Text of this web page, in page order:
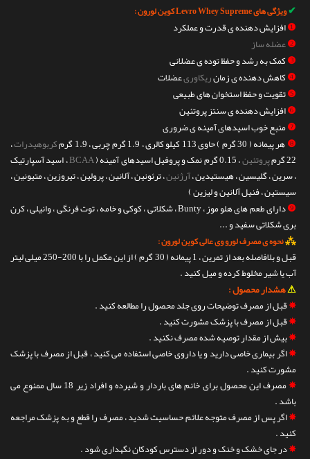
✔ویژگی های Levro Whey Supreme کوین لورون :
❶افزایش دهنده ی قدرت و عملکرد
❷عضله ساز
❸کمک به رشد و حفظ توده ی عضلانی
❹کاهش دهنده ی زمانریکاوریعضلات
❺تقویت و حفظ استخوان های طبیعی
❻افزایش دهنده ی سنتز پروتئین
❼منبع خوب اسیدهای آمینه ی ضروری
❽هر پیمانه ( 30 گرم ) حاوی 113 کیلو کالری ، 1.9 گرم چربی ، 1.9 گرم کربوهیدرات،
22 گرم
پروتئین، 0.15 گرم نمک و پروفیل اسیدهای آمینه ( BCAA، اسید آسپارتیک
، سرین ، گلیسین ، هیستیدین ،آرژنین، ترئونین ، آلانین ، پرولین ، تیروزین ، متیونین ،
سیستین ، فنیل آلانین و لیزین )
❾
دارای طعم های هلو موز ، Bunty ، شکلاتی ، کوکی و خامه ، توت فرنگی ، وانیلی ، کرن
بری شکلاتی سفید و ...
⁂نحوه ی مصرف لورو وی عالی کوین لورون :
قبل و بلافاصله بعد از تمرین ، 1 پیمانه ( 30 گرم ) از این مکمل را با 200-250 میلی لیتر
آب یا شیر مخلوط کرده و میل کنید .
⚠هشدار محصول :
✵قبل از مصرف توضیحات روی جلد محصول را مطالعه کنید .
✵قبل از مصرف با پزشک مشورت کنید .
✵بیش از مقدار توصیه شده مصرف نکنید .
✵اگر بیماری خاصی دارید و یا داروی خاصی استفاده می کنید ، قبل از مصرف با پزشک
مشورت کنید .
✵
مصرف این محصول برای خانم های باردار و شیرده و افراد زیر 18 سال ممنوع می
باشد .
✵اگر پس از مصرف متوجه علائم حساسیت شدید ، مصرف را قطع و به پزشک مراجعه
کنید .
✵در جای خشک و خنک و دور از دسترس کودکان نگهداری شود .